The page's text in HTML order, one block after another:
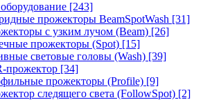
[243]
прожекторы BeamSpotWash [31]
с узким лучом (Beam) [26]
прожекторы (Spot) [15]
световые головы (Wash) [39]
прожектор [34]
прожекторы (Profile) [9]
следящего света (FollowSpot) [2]